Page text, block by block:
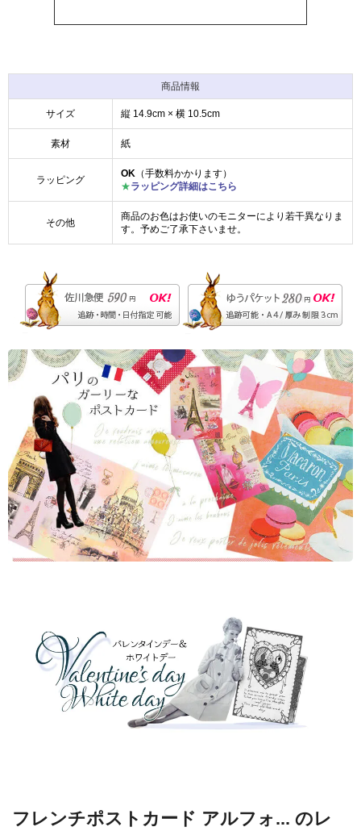
商品情報
サイズ 縦 14.9cm × 横 10.5cm
素材 紙
ラッピング
OK （手数料かかります）
★ラッピング詳細はこちら
その他
商品のお色はお使いのモニターにより若干異なりま
す。予めご了承下さいませ。
フレンチポストカード アルフォ... のレ